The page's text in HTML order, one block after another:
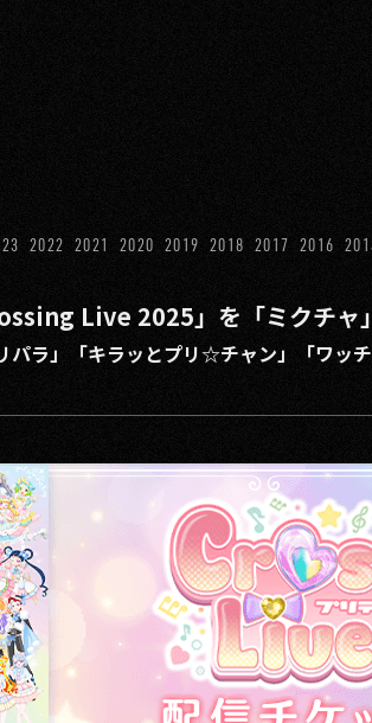
2022 2021 2020 2019 2018 2017 2016
Live 2025」を「ミクチャ
パラ」「キラッとプリ☆チャン」「ワッ